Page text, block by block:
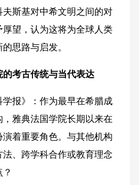
斯基对中希文明之间的对
望，认为这将为全球人类
思路与启发。
的考古传统与当代表达
学报》：作为最早在希腊成
雅典法国学院长期以来在
着重要角色。与其他机构
、跨学科合作或教育理念